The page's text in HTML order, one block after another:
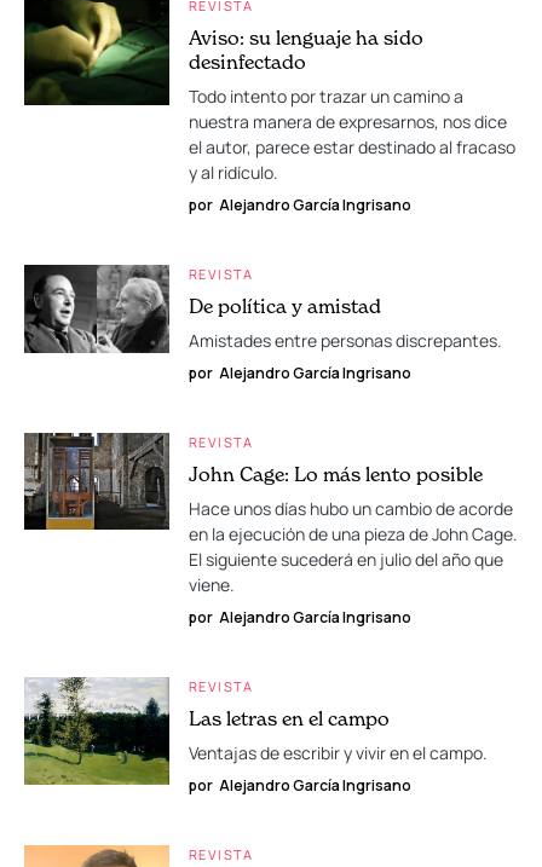
REVISTA
Aviso: su lenguaje ha sido
desinfectado
Todo intento por trazar un camino a
nuestra manera de expresarnos, nos dice
el autor, parece estar destinado al fracaso
y al ridículo.
por Alejandro García Ingrisano
REVISTA
De política y amistad
Amistades entre personas discrepantes.
por Alejandro García Ingrisano
REVISTA
John Cage: Lo más lento posible
Hace unos días hubo un cambio de acorde
en la ejecución de una pieza de John Cage.
El siguiente sucederá en julio del año que
viene.
por Alejandro García Ingrisano
REVISTA
Las letras en el campo
Ventajas de escribir y vivir en el campo.
por Alejandro García Ingrisano
REVISTA